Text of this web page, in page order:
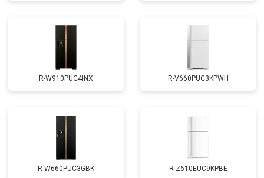
R-W910PUC4INX R-V660PUC3KPWH
R-W660PUC3GBK R-Z610EUC9KPBE